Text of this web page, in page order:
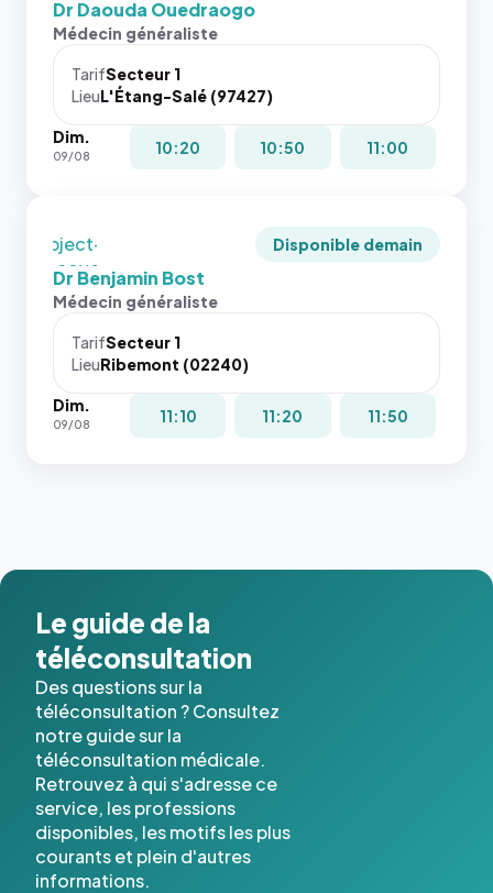
l'annuaire
dans ce
cas. #}
Dr Daouda Ouedraogo
Médecin généraliste
TarifSecteur 1
LieuL'Étang-Salé (97427)
Dim.
09/08 10:20 10:50 11:00
rapport 1:1
juste à
toutes les
puisque la
`object-
fit: cover`.
Sans ces
navigateur
pas la
place, et
Disponible demain
Dr Benjamin Bost
Médecin généraliste
TarifSecteur 1
LieuRibemont (02240)
Dim.
09/08 11:10 11:20 11:50
Le guide de la
téléconsultation
Des questions sur la
téléconsultation ? Consultez
notre guide sur la
téléconsultation médicale.
Retrouvez à qui s'adresse ce
service, les professions
disponibles, les motifs les plus
courants et plein d'autres
informations.